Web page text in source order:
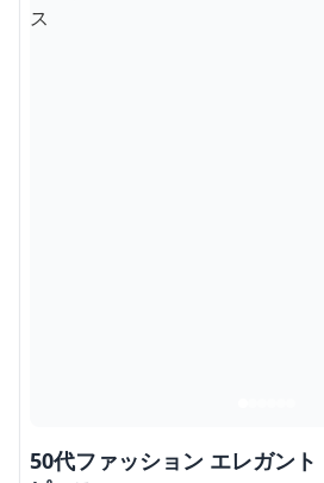
50代ファッション エレガン